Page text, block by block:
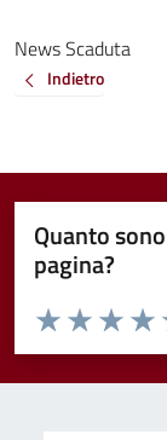
News Scaduta
Indietro
Quanto
pagina?
Valuta da 1 a 5
Valuta
Valuta 2
Valuta 1 stelle